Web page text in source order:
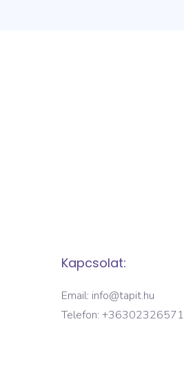
Kapcsolat:
Email: info@tapit.hu
Telefon: +36302326571